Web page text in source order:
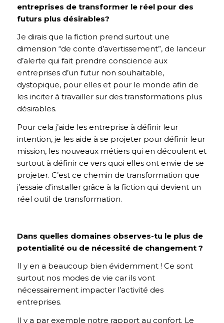
entreprises de transformer le réel pour des
futurs plus désirables?
Je dirais que la fiction prend surtout une
dimension “de conte d’avertissement”, de lanceur
d’alerte qui fait prendre conscience aux
entreprises d’un futur non souhaitable,
dystopique, pour elles et pour le monde afin de
les inciter à travailler sur des transformations plus
désirables.
Pour cela j’aide les entreprise à définir leur
intention, je les aide à se projeter pour définir leur
mission, les nouveaux métiers qui en découlent et
surtout à définir ce vers quoi elles ont envie de se
projeter. C’est ce chemin de transformation que
j’essaie d’installer grâce à la fiction qui devient un
réel outil de transformation.
Dans quelles domaines observes-tu le plus de
potentialité ou de nécessité de changement ?
Il y en a beaucoup bien évidemment ! Ce sont
surtout nos modes de vie car ils vont
nécessairement impacter l’activité des
entreprises.
Il y a par exemple notre rapport au confort. Le